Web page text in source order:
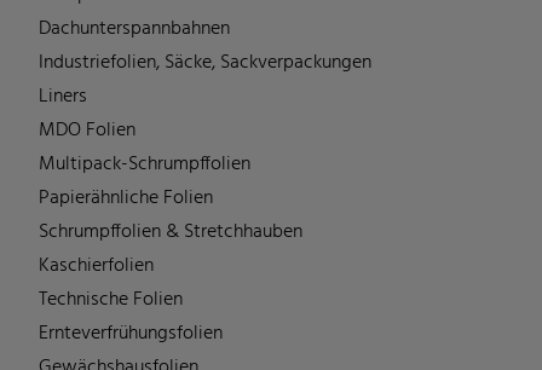
Dachunterspannbahnen
Industriefolien, Säcke, Sackverpackungen
Liners
MDO Folien
Multipack-Schrumpffolien
Papierähnliche Folien
Schrumpffolien & Stretchhauben
Kaschierfolien
Technische Folien
Ernteverfrühungsfolien